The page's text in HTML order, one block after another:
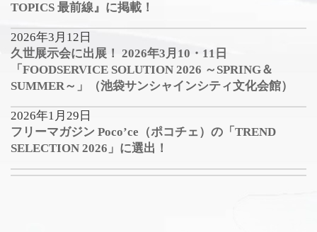
TOPICS 最前線』に掲載！
2026年3月12日
久世展示会に出展！ 2026年3月10・11日
「FOODSERVICE SOLUTION 2026 ～SPRING＆
SUMMER～」（池袋サンシャインシティ文化会館）
2026年1月29日
フリーマガジン Poco’ce（ポコチェ）の「TREND
SELECTION 2026」に選出！